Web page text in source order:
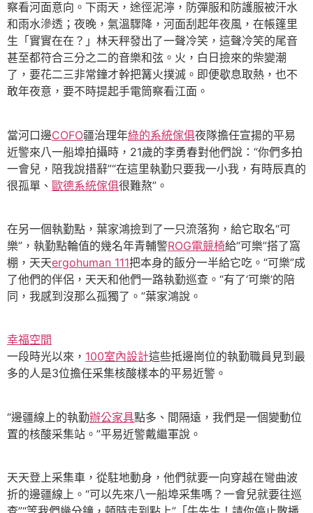
察看河面意向。下雨天，途徑泥濘，防彈服和防護服被汗水
和雨水滲透；夜晚，氣溫驟降，河面刮起年夜風，在帳篷里
生「實實在在？」林天秤發出了一聲冷笑，這聲冷笑的尾音
甚至都符合三分之二的音樂和弦。火，白日撿來的柴變潮
了，要花二三非常鐘才幹把篝火撲滅。即便歇息取熱，也不
敢年夜意，要不時提起手電筒察看江面。
當河口邊COFO疆治理年綠的系統傢俱夜隊擔任宣揚的平易
近警來八一船埠拍攝時，21歲的李勇春對他們說：“你們多拍
一會兒，陪我說措辭”“在這里執勤只要我一小我，有時辰真的
很孤單、 歐德系統傢俱很難熬”。
在另一個執勤點，葉家鴻撿到了一只流落狗，給它取名“可
樂”，執勤點輪值的幾名年青輔警ROG電競椅給“可樂”搭了窩
棚，天天ergohuman 111把本身的飯分一半給它吃。“可樂”成
了他們的伴侶，天天和他們一路執勤巡查。“有了‘可樂’的陪
同，我感到沒那么孤獨了。”葉家鴻說。
幸福空間
一段時光以來， 100室內設計這些抵邊崗位的執勤職員見到最
多的人是3位擔任采集核酸樣本的平易近警。
“邊疆線上的執勤辦公家具點多、間隔遠，我們是一個變動位
置的核酸采集站。”平易近警戴繼軍說。
天天登上采集車，從駐地動身，他們就要一向穿越在彎曲波
折的邊疆線上。“可以先來八一船埠采集嗎？一會兒就要往巡